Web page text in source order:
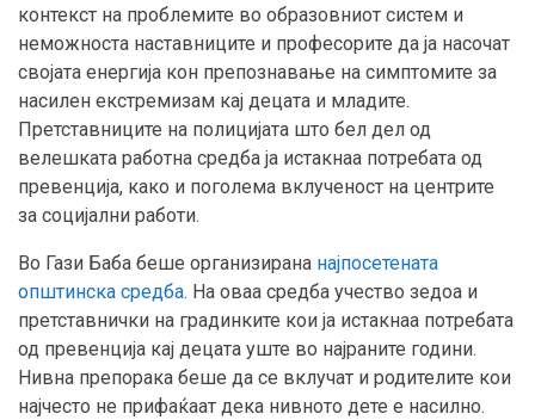
контекст на проблемите во образовниот систем и
неможноста наставниците и професорите да ја насочат
својата енергија кон препознавање на симптомите за
насилен екстремизам кај децата и младите.
Претставниците на полицијата што бел дел од
велешката работна средба ја истакнаа потребата од
превенција, како и поголема вклученост на центрите
за социјални работи.
Во Гази Баба беше организирана најпосетената
општинска средба. На оваа средба учество зедоа и
претставнички на градинките кои ја истакнаа потребата
од превенција кај децата уште во најраните години.
Нивна препорака беше да се вклучат и родителите кои
најчесто не прифаќаат дека нивното дете е насилно.